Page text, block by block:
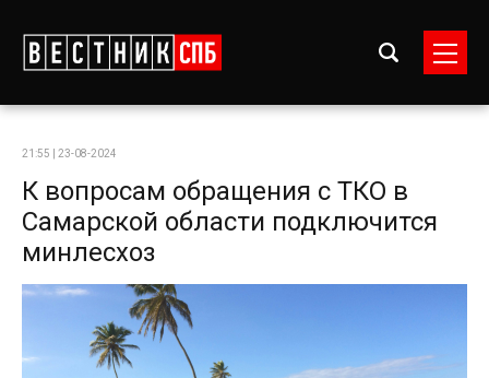
21:55 | 23-08-2024
К вопросам обращения с ТКО в
Самарской области подключится
минлесхоз